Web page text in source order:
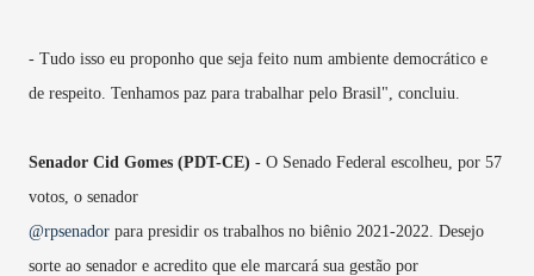
- Tudo isso eu proponho que seja feito num ambiente democrático e
de respeito. Tenhamos paz para trabalhar pelo Brasil", concluiu.
Senador Cid Gomes (PDT-CE) - O Senado Federal escolheu, por 57
votos, o senador
@rpsenador para presidir os trabalhos no biênio 2021-2022. Desejo
sorte ao senador e acredito que ele marcará sua gestão por